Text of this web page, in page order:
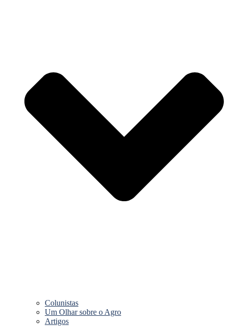
Colunistas
Um Olhar sobre o Agro
Artigos